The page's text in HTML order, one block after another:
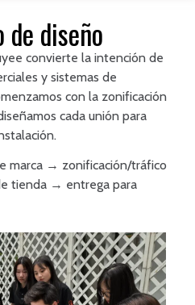
diseño
convierte la intención de
y sistemas de
con la zonificación
cada unión para
marca → zonificación/tráfico
tienda → entrega para